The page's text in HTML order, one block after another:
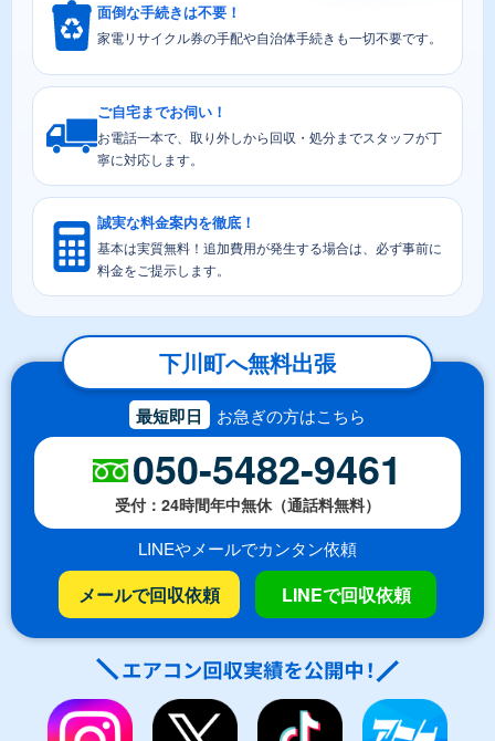
面倒な手続きは不要！
家電リサイクル券の手配や自治体手続きも一切不要です。
ご自宅までお伺い！
お電話一本で、取り外しから回収・処分までスタッフが丁
寧に対応します。
誠実な料金案内を徹底！
基本は実質無料！追加費用が発生する場合は、必ず事前に
料金をご提示します。
下川町へ無料出張
最短即日 お急ぎの方はこちら
050-5482-9461
受付：24時間年中無休（通話料無料）
LINEやメールでカンタン依頼
メールで回収依頼 LINEで回収依頼